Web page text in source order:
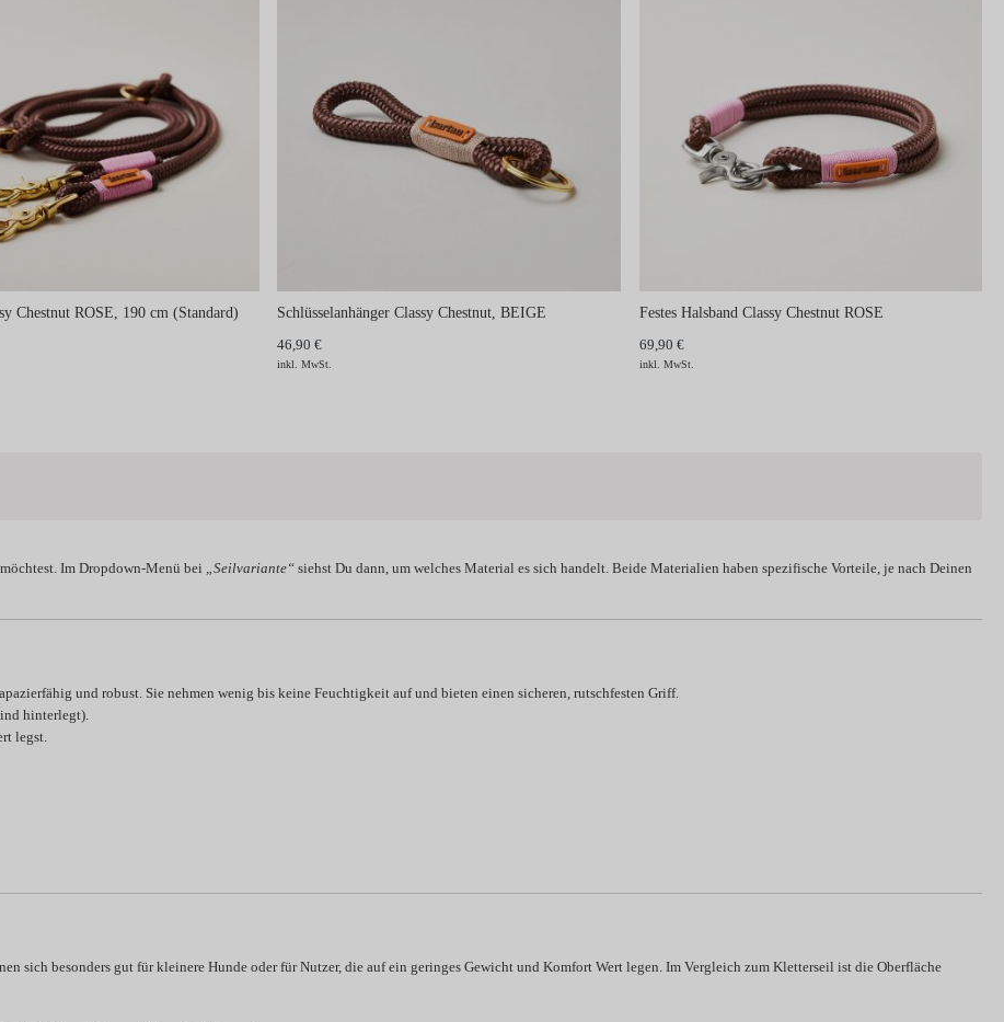
Chestnut ROSE, 190 cm (Standard)
Schlüsselanhänger Classy Chestnut, BEIGE
46,90 €
inkl. MwSt.
Festes Halsband Classy Chestnut ROSE
69,90 €
inkl. MwSt.
möchtest. Im Dropdown-Menü bei „Seilvariante“ siehst Du dann, um welches Material es sich handelt. Beide Materialien haben spezifische Vorteile, je nach Deinen
und robust. Sie nehmen wenig bis keine Feuchtigkeit auf und bieten einen sicheren, rutschfesten Griff.
hinterlegt).
legst.
sich besonders gut für kleinere Hunde oder für Nutzer, die auf ein geringes Gewicht und Komfort Wert legen. Im Vergleich zum Kletterseil ist die Oberfläche